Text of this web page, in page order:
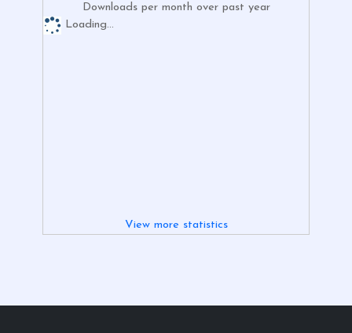
Downloads per month over past year
Loading...
View more statistics